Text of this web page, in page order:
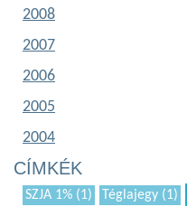
2008
2007
2006
2005
2004
CÍMKÉK
SZJA 1% (1) Téglajegy (1)